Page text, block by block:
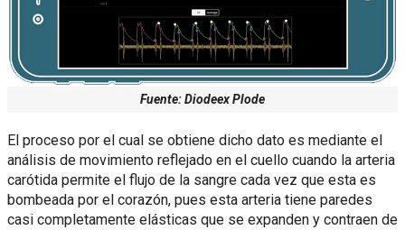
Fuente: Diodeex Plode
El proceso por el cual se obtiene dicho dato es mediante el
análisis de movimiento reflejado en el cuello cuando la arteria
carótida permite el flujo de la sangre cada vez que esta es
bombeada por el corazón, pues esta arteria tiene paredes
casi completamente elásticas que se expanden y contraen de